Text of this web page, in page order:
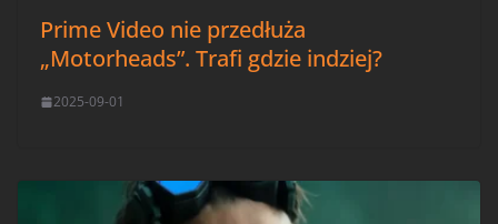
Prime Video nie przedłuża
„Motorheads”. Trafi gdzie indziej?
2025-09-01